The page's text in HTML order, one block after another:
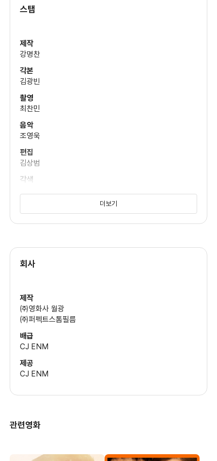
강신철
스탭
제작
강명찬
각본
김광빈
촬영
최찬민
음악
조영욱
편집
김상범
각색
세트
박준용
유청
특수분장
황효균
이희은
프로듀서
정원찬
더보기
회사
제작
㈜영화사 월광
㈜퍼펙트스톰필름
배급
CJ ENM
제공
CJ ENM
관련영화